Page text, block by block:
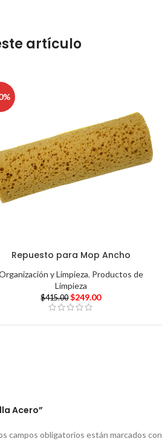
artículo
Repuesto para Mop Ancho
y Limpieza, Productos de
Limpieza
$415.00 $249.00
Acero”
campos obligatorios están marcados con